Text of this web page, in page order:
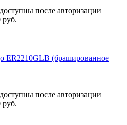
после авторизации
руб.
ER2210GLB (брашированное
после авторизации
руб.